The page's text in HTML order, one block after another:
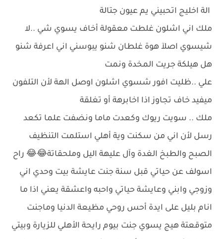
الة اخليج اتحبيني يم عيون جتالة
ملك اني اشلون غلطت معقولة أخاف يسوي شي ..لا
شيسوي اصلآ هوة غلطان شنو يبوسني اني اعرفة شنو
هل هيلكة جريت المخدة ونمت
علي ..ظليت افور شسوي اشلون اوصل الهة لأن التلفون
ميفيد خاف تجاوز اذا اخابرهة أو تغلقة
ملك .. سويت ريوك وكعدت ماما ونضفت علما تكعد
رسل لأن اني من سكنت وية أهلي استلمت التنظيف
الصبح والطبخ الغدة وآل عليهة اليل وملحقاتة😂😂 راح
اسولف عن حياتي قبل سنة جنت عايشة بيت وحدي اني
وزوجي وابني وعايشة حياتي واحبه واعشقة يعني اذا ما
انام بليل على ايدة أحس روحي مظيعة الدنيا وماجنت
متوقعتة هيج يسوي جنت بيوم رايحة الأهلي للزيارة وبيتي